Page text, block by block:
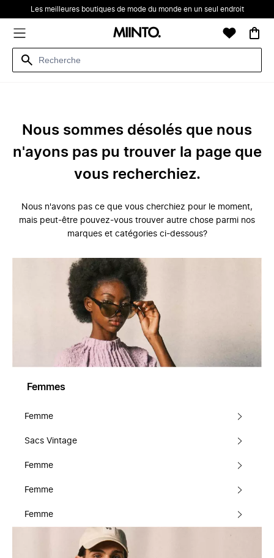
Les meilleures boutiques de mode du monde en un seul endroit
Nous sommes désolés que nous
n'ayons pas pu trouver la page que
vous recherchiez.
Nous n'avons pas ce que vous cherchiez pour le moment,
mais peut-être pouvez-vous trouver autre chose parmi nos
marques et catégories ci-dessous?
Femmes
Femme
Sacs Vintage
Femme
Femme
Femme